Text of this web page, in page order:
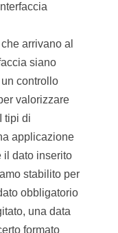
arrivano al
siano
controllo
valorizzare
tipi di
applicazione
il dato inserito
stabilito per
obbligatorio
una data
formato